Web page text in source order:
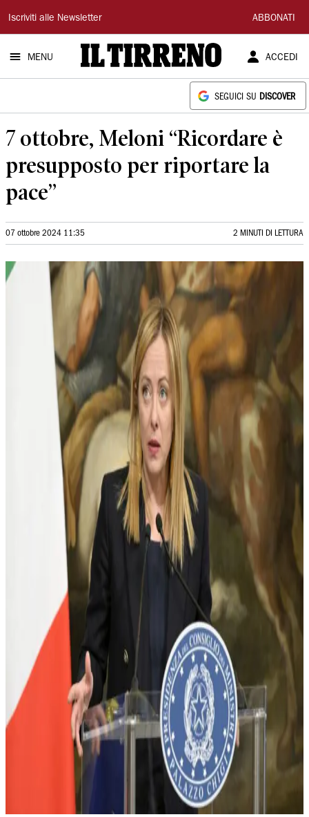
Il
Tirreno
Iscriviti alle Newsletter ABBONATI
MENU ACCEDI
SEGUICI SU DISCOVER
7 ottobre, Meloni “Ricordare è
presupposto per riportare la
pace”
07 ottobre 2024 11:35 2 MINUTI DI LETTURA